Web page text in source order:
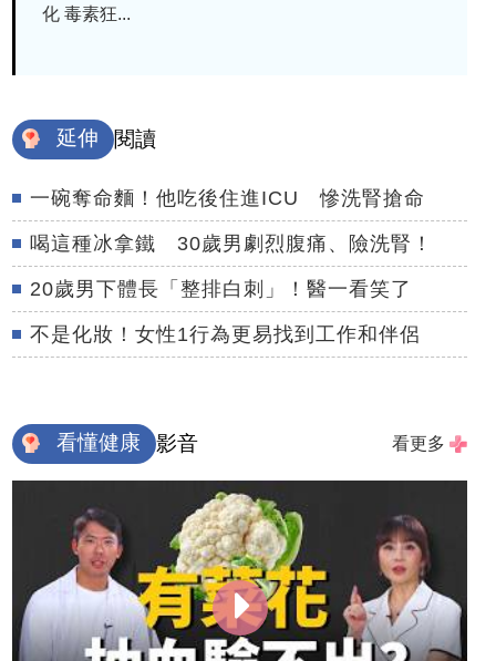
化 毒素狂...
延伸 閱讀
一碗奪命麵！他吃後住進ICU 慘洗腎搶命
喝這種冰拿鐵 30歲男劇烈腹痛、險洗腎！
20歲男下體長「整排白刺」！醫一看笑了
不是化妝！女性1行為更易找到工作和伴侶
看懂健康 影音 看更多